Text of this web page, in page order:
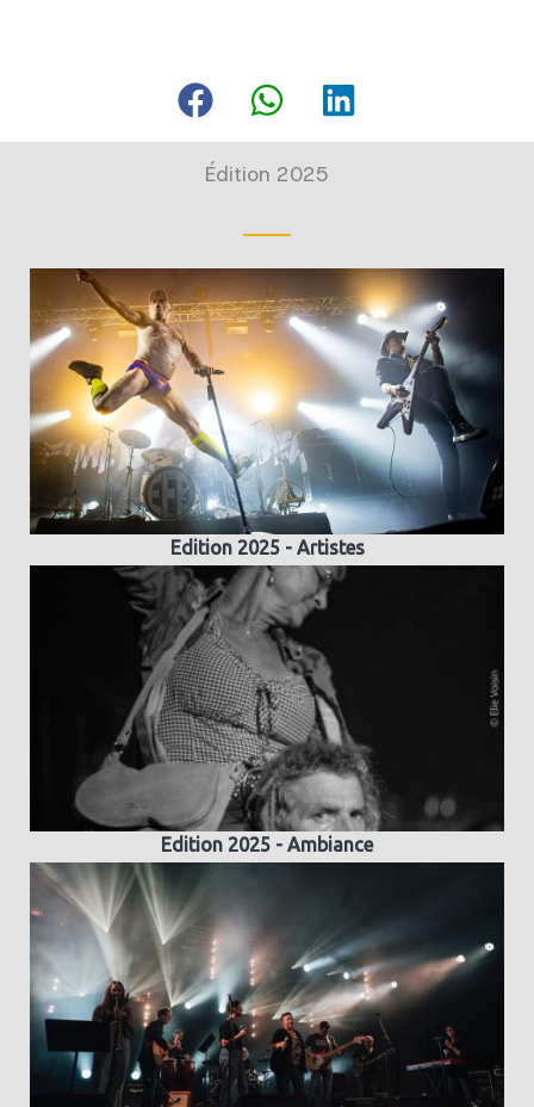
Édition 2025
Edition 2025 - Artistes
Edition 2025 - Ambiance